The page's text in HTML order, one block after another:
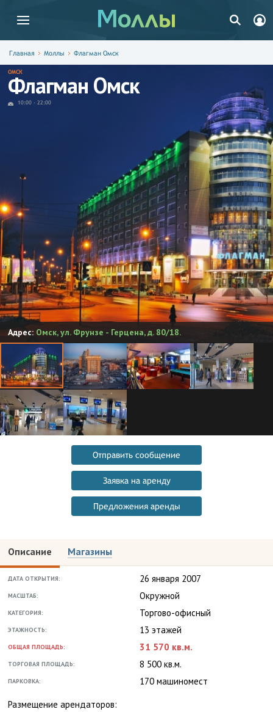
Главная Моллы Флагман Омск
ОМСК
Флагман Омск
10:00 - 22:00
Адрес: Омск,ул. Фрунзе - Герцена, д. 80/18.
Отправить сообщение
Заявка на аренду
Предложения аренды
Описание Магазины
ДАТА ОТКРЫТИЯ: 26 января 2007
МАСШТАБ: Окружной
КАТЕГОРИЯ: Торгово-офисный
ЭТАЖНОСТЬ: 13 этажей
ОБЩАЯ ПЛОЩАДЬ: 31 570 кв.м.
ТОРГОВАЯ ПЛОЩАДЬ: 8 500 кв.м.
ПАРКОВКА:
170 машиномест
Размещение арендаторов: